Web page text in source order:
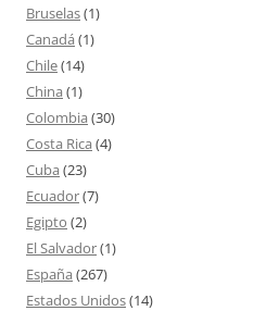
Bruselas(1)
Canadá (1)
Chile(14)
China (1)
Colombia (30)
Costa Rica (4)
Cuba (23)
Ecuador(7)
Egipto (2)
El Salvador(1)
España (267)
Estados Unidos(14)